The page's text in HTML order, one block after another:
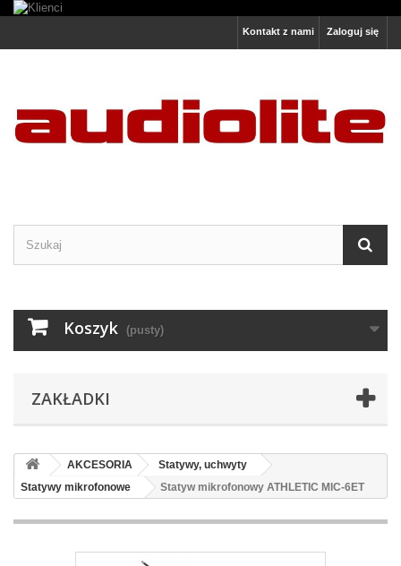
Zaloguj się
Kontakt z nami
Koszyk (pusty)
ZAKŁADKI
AKCESORIA
Statywy, uchwyty
Statywy mikrofonowe
Statyw mikrofonowy ATHLETIC MIC-6ET